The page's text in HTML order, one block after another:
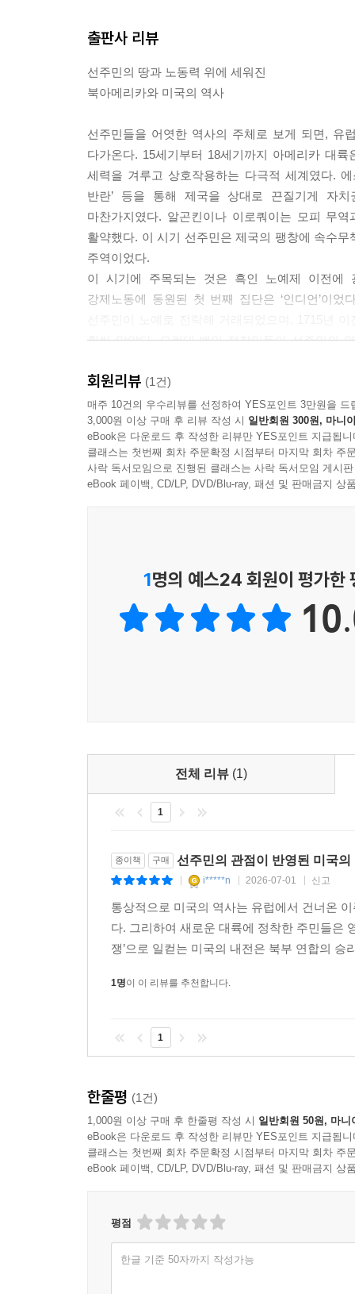
출판사 리뷰
선주민의 땅과 노동력 위에 세워진
북아메리카와 미국의 역사
선주민들을 어엿한 역사의 주체로 보게 되면, 유
다가온다. 15세기부터 18세기까지 아메리카 대
세력을 겨루고 상호작용하는 다극적 세계였다.
반란’ 등을 통해 제국을 상대로 끈질기게 자
마찬가지였다. 알곤킨이나 이로쿼이는 모피 무
활약했다. 이 시기 선주민은 제국의 팽창에 속수
주역이었다.
이 시기에 주목되는 것은 흑인 노예제 이전에
강제노동에 동원된 첫 번째 집단은 ‘인디언’이
훨씬 많았다. 요컨대 백인 정착민들이 선주민의
새로운 지평으로 나아간다.
선주민 영토를 노리는 정착민들의 끝없는 탐욕
찬란한 신화로 포장된 미국독립혁명의 이면
이 책의 서사가 본격적으로 빛을 발하는 부분은
네이션들과 자주 부딪치는 상황을 피하고자 했다
것이 저자의 해석이다.
즉, 독립혁명은 내륙 선주민의 영토를 노리던
국가적 폭력에 맞선 선주민의 끈질긴 저항
선주민을 향한 미국의 식민주의적 팽창과 폭력은
19세기 내전 시기에 이르러 서부로 쇄도하는
은폐된다고 지적한다. 동부에서 남북이 내전을
‘롱워크(Long Walk)’, 다코타 전쟁 등 미 연방군
전쟁이었다.
무력 정복이 일단락된 이후인 19세기 후반부
연방정부는 선주민 어린이들을 가족에게서 강
했다. 나아가 제2차 세계대전 이후 냉전 시대에는
이 책은 ‘선주민 출신’ 역사학자가 선주민의 입
전유물이었으며, 그 안에서 선주민은 타자의 시
부족의 일원인 네드 블랙호크 예일대 교수는 이
부문을 수상하고, 《뉴욕타임스》 21세기 최고의
제국주의적 팽창 논리 앞에서도 고유의 정체
무자비한 토지 강탈, 강제 이주, 기숙학교를 통한
회원리뷰 (1건)
매주 10건의 우수리뷰를 선정하여 YES포인트 3만원을 드
3,000원 이상 구매 후 리뷰 작성 시 일반회원 300원, 마니
eBook은 다운로드 후 작성한 리뷰만 YES포인트 지급됩니
클래스는 첫번째 회차 주문확정 시점부터 마지막 회차 주
사락 독서모임으로 진행된 클래스는 사락 독서모임 게시
eBook 페이백, CD/LP, DVD/Blu-ray, 패션 및 판매금지 상
1명의 예스24 회원이 평가한
전체 리뷰 (1)
1
종이책 구매 선주민의 관점이 반영된 미국
i*****n 2026-07-01 신고
통상적으로 미국의 역사는 유럽에서 건너온
다. 그리하여 새로운 대륙에 정착한 주민들은
쟁’으로 일컫는 미국의 내전은 북부 연합의
1명이 이 리뷰를 추천합니다.
1
한줄평 (1건)
1,000원 이상 구매 후 한줄평 작성 시 일반회원 50원, 마니
eBook은 다운로드 후 작성한 리뷰만 YES포인트 지급됩니
클래스는 첫번째 회차 주문확정 시점부터 마지막 회차 주
eBook 페이백, CD/LP, DVD/Blu-ray, 패션 및 판매금지 상
평점
한글 기준 50자까지 작성가능